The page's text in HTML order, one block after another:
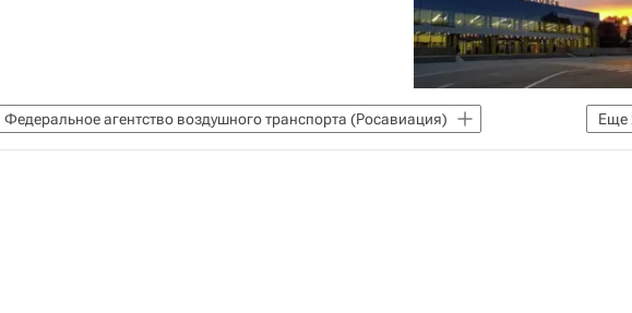
Еще
Федеральное агентство воздушного транспорта (Росавиация)
Происшествия